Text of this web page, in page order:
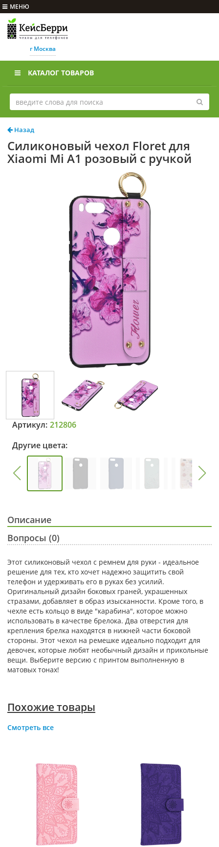
МЕНЮ
г Москва
КАТАЛОГ ТОВАРОВ
Назад
Силиконовый чехол Floret для
Xiaomi Mi A1 розовый с ручкой
Артикул: 212806
Другие цвета:
Описание
Вопросы (0)
Этот силиконовый чехол с ремнем для руки - идеальное
решение для тех, кто хочет надежно защитить свой
телефон и удерживать его в руках без усилий.
Оригинальный дизайн боковых граней, украшенных
стразами, добавляет в образ изысканности. Кроме того, в
чехле есть кольцо в виде "карабина", которое можно
использовать в качестве брелока. Два отверстия для
крепления брелка находятся в нижней части боковой
стороны. Этот чехол на ремешке идеально подходит для
девочек, которые любят необычный дизайн и прикольные
вещи. Выберите версию с принтом выполненную в
матовых тонах!
Похожие товары
Смотреть все